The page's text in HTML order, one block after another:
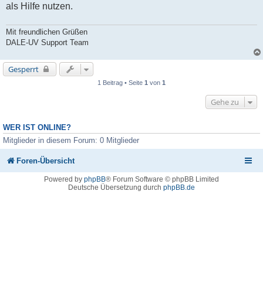
als Hilfe nutzen.
Mit freundlichen Grüßen
DALE-UV Support Team
Gesperrt
1 Beitrag • Seite 1 von 1
Gehe zu
WER IST ONLINE?
Mitglieder in diesem Forum: 0 Mitglieder
Foren-Übersicht
Powered by phpBB® Forum Software © phpBB Limited
Deutsche Übersetzung durch phpBB.de